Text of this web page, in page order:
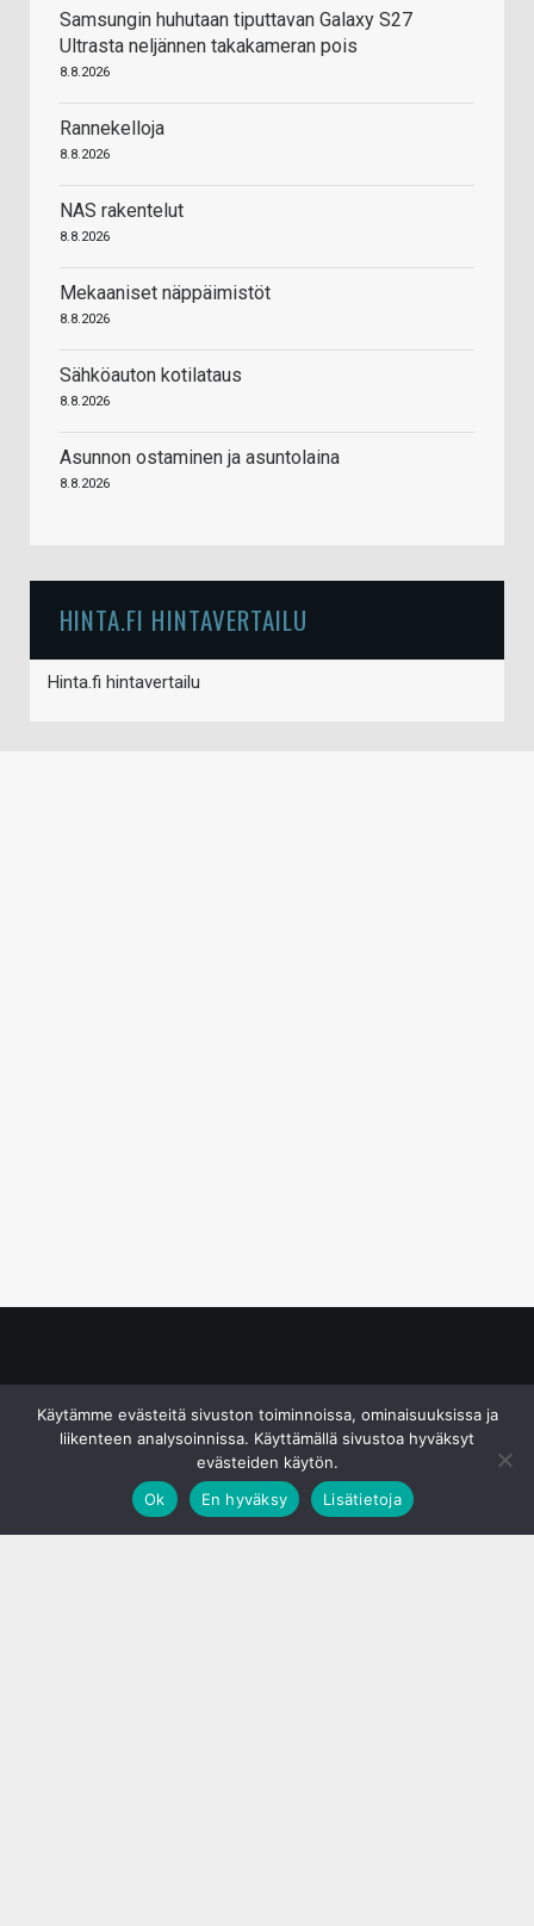
Samsungin huhutaan tiputtavan Galaxy S27
Ultrasta neljännen takakameran pois
8.8.2026
Rannekelloja
8.8.2026
NAS rakentelut
8.8.2026
Mekaaniset näppäimistöt
8.8.2026
Sähköauton kotilataus
8.8.2026
Asunnon ostaminen ja asuntolaina
8.8.2026
HINTA.FI HINTAVERTAILU
Hinta.fi hintavertailu
Käytämme evästeitä sivuston toiminnoissa, ominaisuuksissa ja
liikenteen analysoinnissa. Käyttämällä sivustoa hyväksyt
evästeiden käytön.
Ok
En hyväksy Lisätietoja